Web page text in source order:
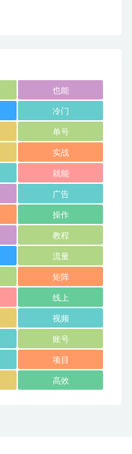
也能
冷门
单号
实战
就能
广告
操作
教程
流量
矩阵
线上
视频
账号
项目
高效